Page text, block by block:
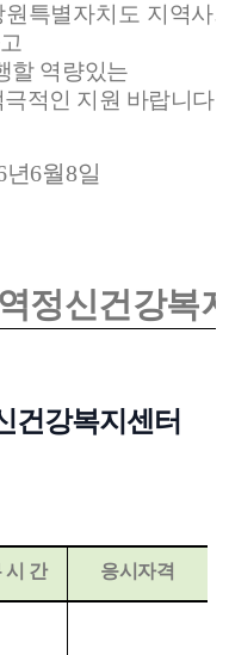
특별자치도 지역사
할 역량있는
적인 지원 바랍니다.
년6월8일
정신건강복
건강복지센터
시 간 응시자격